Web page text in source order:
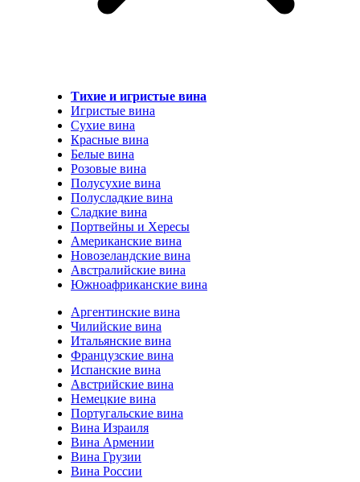
Тихие и игристые вина
Игристые вина
Сухие вина
Красные вина
Белые вина
Розовые вина
Полусухие вина
Полусладкие вина
Сладкие вина
Портвейны и Хересы
Американские вина
Новозеландские вина
Австралийские вина
Южноафриканские вина
Аргентинские вина
Чилийские вина
Итальянские вина
Французские вина
Испанские вина
Австрийские вина
Немецкие вина
Португальские вина
Вина Израиля
Вина Армении
Вина Грузии
Вина России